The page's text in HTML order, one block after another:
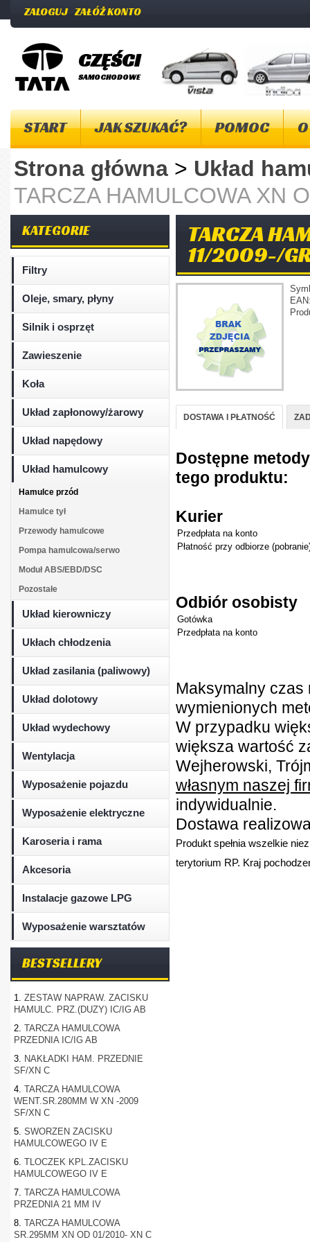
ZALOGUJ ZAŁÓŻ KONTO
CZĘŚCI
SAMOCHODOWE
START JAK SZUKAĆ? POMOC
Strona główna > Układ
TARCZA HAMULCOWA XN
KATEGORIE
Filtry
Oleje, smary, płyny
Silnik i osprzęt
Zawieszenie
Koła
Układ zapłonowy/żarowy
Układ napędowy
Układ hamulcowy
Hamulce przód
Hamulce tył
Przewody hamulcowe
Pompa hamulcowa/serwo
Moduł ABS/EBD/DSC
Pozostałe
Układ kierowniczy
Ukłach chłodzenia
Układ zasilania (paliwowy)
Układ dolotowy
Układ wydechowy
Wentylacja
Wyposażenie pojazdu
Wyposażenie elektryczne
Karoseria i rama
Akcesoria
Instalacje gazowe LPG
Wyposażenie warsztatów
BESTSELLERY
1. ZESTAW NAPRAW. ZACISKU
HAMULC. PRZ.(DUZY) IC/IG AB
2. TARCZA HAMULCOWA
PRZEDNIA IC/IG AB
3. NAKŁADKI HAM. PRZEDNIE
SF/XN C
4. TARCZA HAMULCOWA
WENT.SR.280MM W XN -2009
SF/XN C
5. SWORZEN ZACISKU
HAMULCOWEGO IV E
6. TLOCZEK KPL.ZACISKU
HAMULCOWEGO IV E
7. TARCZA HAMULCOWA
PRZEDNIA 21 MM IV
8. TARCZA HAMULCOWA
SR.295MM XN OD 01/2010- XN C
TARCZA
11/2009-/
DOSTAWA I PŁATNOŚĆ
Dostępne
tego produktu:
Kurier
Przedpłata na konto
Płatność przy odbiorze
Odbiór osobisty
Gotówka
Przedpłata na konto
Maksymalny czas
wymienionych
W przypadku
większa wartość
Wejherowski,
własnym naszej
indywidualnie.
Dostawa
Produkt spełnia wszelkie
terytorium RP. Kraj